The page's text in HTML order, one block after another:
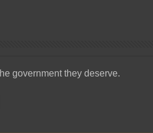
government they deserve.